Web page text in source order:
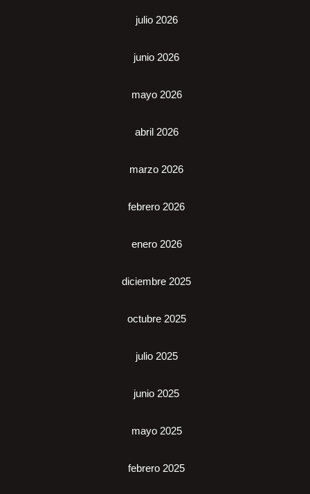
julio 2026
junio 2026
mayo 2026
abril 2026
marzo 2026
febrero 2026
enero 2026
diciembre 2025
octubre 2025
julio 2025
junio 2025
mayo 2025
febrero 2025